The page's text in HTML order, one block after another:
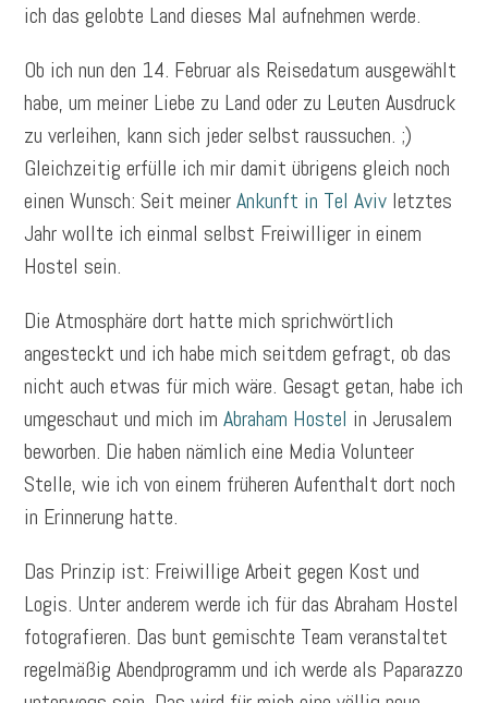
ich das gelobte Land dieses Mal aufnehmen werde.
Ob ich nun den 14. Februar als Reisedatum ausgewählt
habe, um meiner Liebe zu Land oder zu Leuten Ausdruck
zu verleihen, kann sich jeder selbst raussuchen. ;)
Gleichzeitig erfülle ich mir damit übrigens gleich noch
einen Wunsch: Seit meinerAnkunft in Tel Aviv letztes
Jahr wollte ich einmal selbst Freiwilliger in einem
Hostel sein.
Die Atmosphäre dort hatte mich sprichwörtlich
angesteckt und ich habe mich seitdem gefragt, ob das
nicht auch etwas für mich wäre. Gesagt getan, habe ich
umgeschaut und mich imAbraham Hostel in Jerusalem
beworben. Die haben nämlich eine Media Volunteer
Stelle, wie ich von einem früheren Aufenthalt dort noch
in Erinnerung hatte.
Das Prinzip ist: Freiwillige Arbeit gegen Kost und
Logis. Unter anderem werde ich für das Abraham Hostel
fotografieren. Das bunt gemischte Team veranstaltet
regelmäßig Abendprogramm und ich werde als Paparazzo